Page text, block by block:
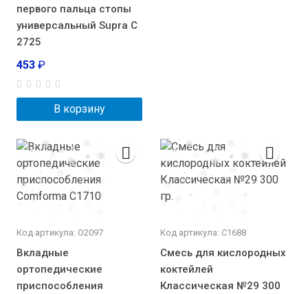
первого пальца стопы
универсальный Supra С
2725
453 ₽
В корзину
Код артикула: О2097
Вкладные
ортопедические
приспособления
Код артикула: С1688
Смесь для кислородных
коктейлей
Классическая №29 300